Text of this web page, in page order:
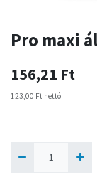
Pro maxi
156,21 Ft
123,00 Ft nettó